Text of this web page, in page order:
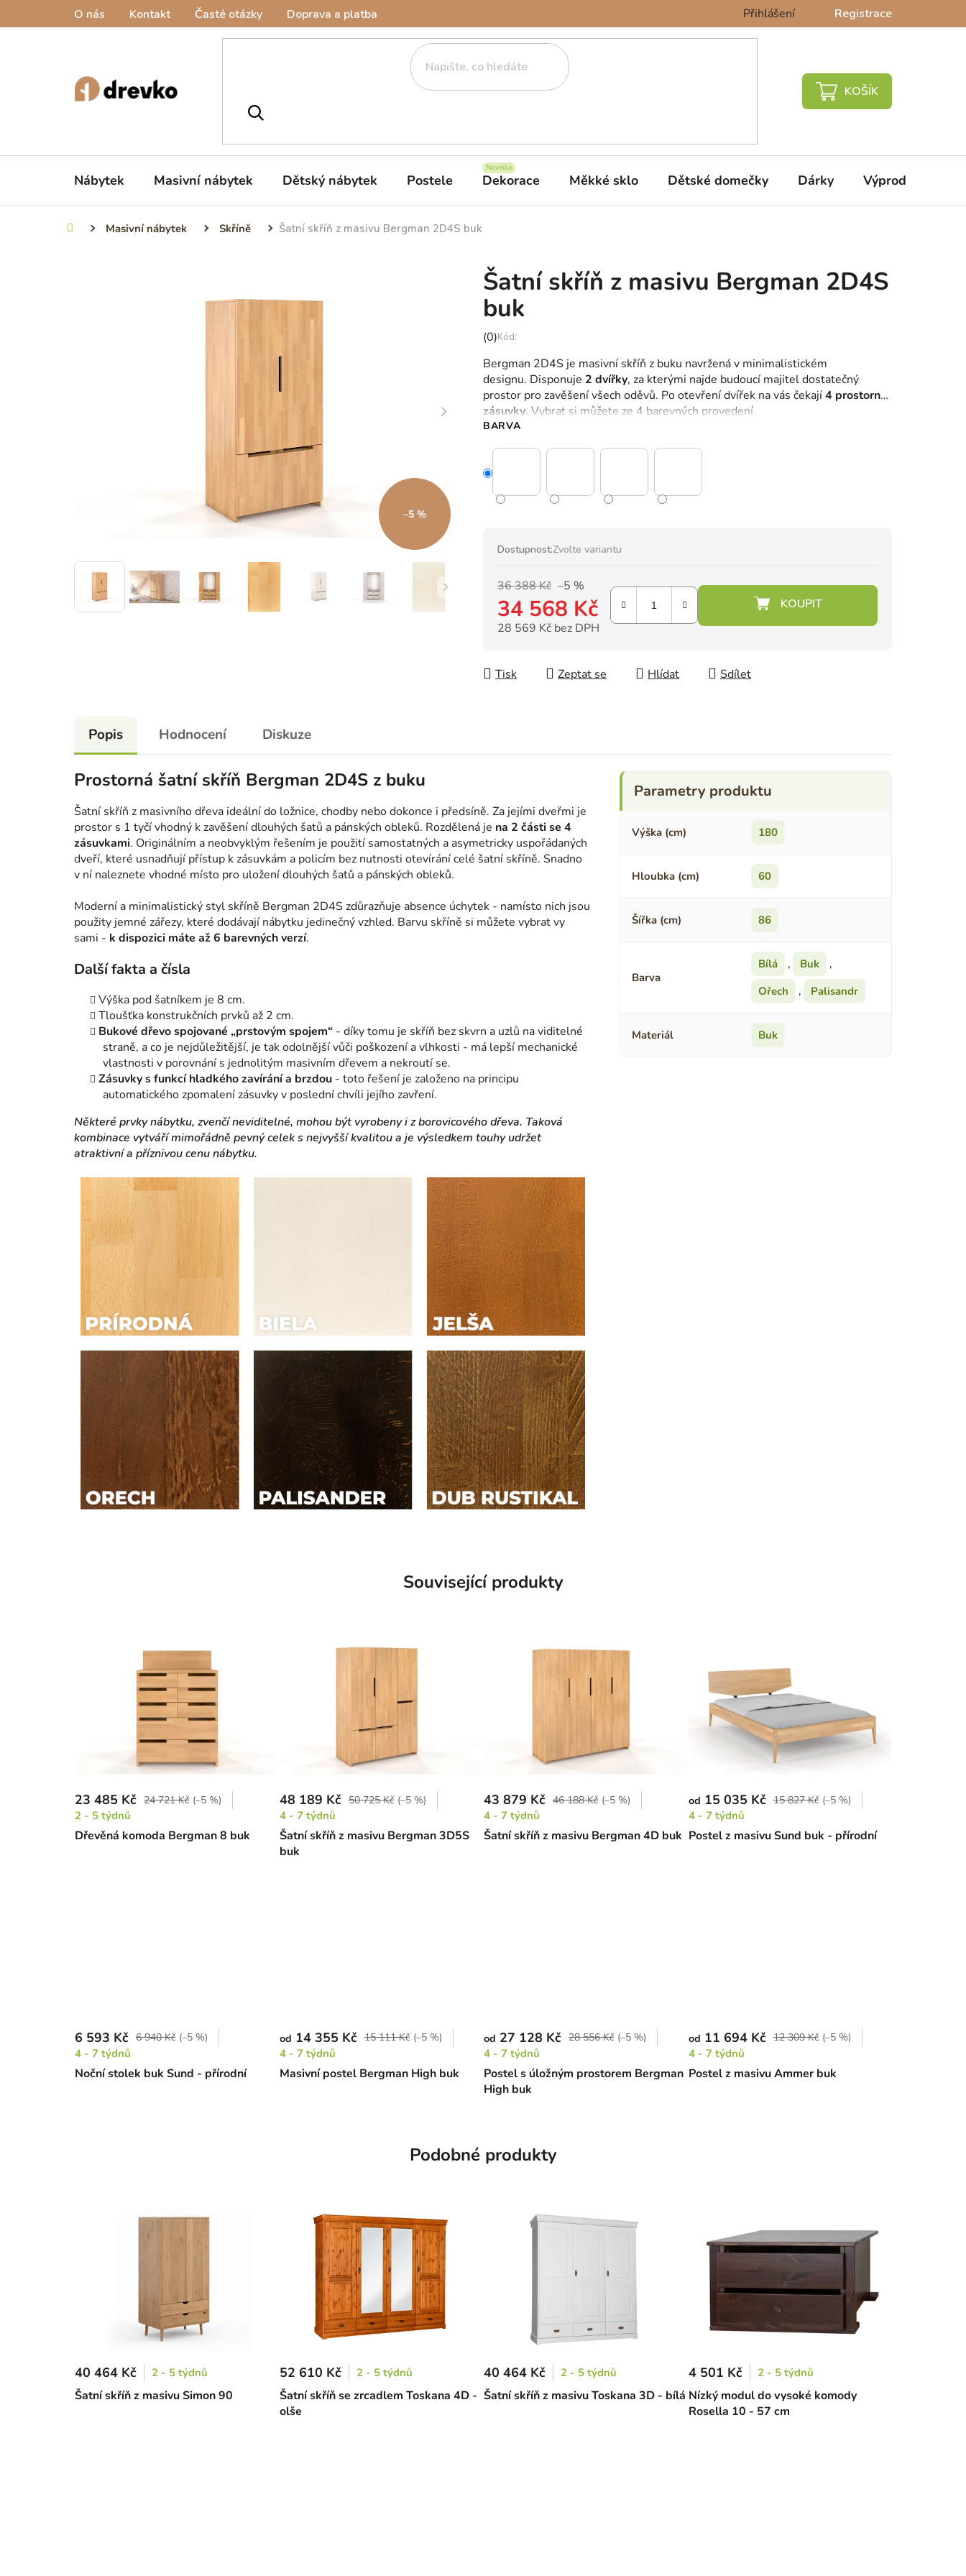
O nás Kontakt Časté otázky Doprava a platba Přihlášení Registrace
NÁKUPNÍ
Nábytek Masivní nábytek Dětský nábytek Postele Dekorace Měkké sklo Dětské domečky Dárky Výprodej %
Domů Masivní nábytek Skříně Šatní skříň z masivu Bergman 2D4S buk
Šatní skříň z masivu Bergman 2D4S
buk
Průměrné
produktu
je
0,0
z
5
hvězdiček.
(0)
Bergman 2D4S je masivní skříň z buku navržená v minimalistickém
designu. Disponuje 2 dvířky, za kterými najde budoucí majitel dostatečný
prostor pro zavěšení všech oděvů. Po otevření dvířek na vás čekají4 prostorné
zásuvky. Vybrat si můžete ze 4 barevných provedení.
BARVA
Dostupnost:Zvolte variantu
36 388 Kč –5 %
34 568 Kč
28 569 Kč bez DPH
Tisk
Zeptat se Hlídat Sdílet
–5 %
Popis Hodnocení Diskuze
Prostorná šatní skříň Bergman 2D4S z buku
Šatní skříň z masivního dřeva ideální do ložnice, chodby nebo dokonce i předsíně. Za jejími dveřmi je
prostor s 1 tyčí vhodný k zavěšení dlouhých šatů a pánských obleků. Rozdělená je na 2 části se 4
zásuvkami. Originálním a neobvyklým řešením je použití samostatných a asymetricky uspořádaných
dveří, které usnadňují přístup k zásuvkám a policím bez nutnosti otevírání celé šatní skříně. Snadno
v ní naleznete vhodné místo pro uložení dlouhých šatů a pánských obleků.
Moderní a minimalistický styl skříně Bergman 2D4S zdůrazňuje absence úchytek - namísto nich jsou
použity jemné zářezy, které dodávají nábytku jedinečný vzhled. Barvu skříně si můžete vybrat vy
sami - k dispozici máte až 6 barevných verzí.
Další fakta a čísla
Výška pod šatníkem je 8 cm.
Tloušťka konstrukčních prvků až 2 cm.
Bukové dřevo spojované „prstovým spojem“ - díky tomu je skříň bez skvrn a uzlů na viditelné
straně, a co je nejdůležitější, je tak odolnější vůči poškození a vlhkosti - má lepší mechanické
vlastnosti v porovnání s jednolitým masivním dřevem a nekroutí se.
Zásuvky s funkcí hladkého zavírání a brzdou - toto řešení je založeno na principu
automatického zpomalení zásuvky v poslední chvíli jejího zavření.
Některé prvky nábytku, zvenčí neviditelné, mohou být vyrobeny i z borovicového dřeva. Taková
kombinace vytváří mimořádně pevný celek s nejvyšší kvalitou a je výsledkem touhy udržet
atraktivní a příznivou cenu nábytku.
Výška (cm) 180
Hloubka (cm) 60
Šířka (cm) 86
Barva
Bílá , Buk
,
Ořech
, Palisandr
Materiál Buk
Související produkty
Dřevěná komoda Bergman 8 buk
23 485 Kč 24 721 Kč (–5 %)
2 - 5 týdnů
Šatní skříň z masivu Bergman 3D5S
buk
48 189 Kč 50 725 Kč (–5 %)
4 - 7 týdnů
Šatní skříň z masivu Bergman 4D buk
43 879 Kč 46 188 Kč (–5 %)
4 - 7 týdnů
Postel z masivu Sund buk - přírodní
od 15 035 Kč 15 827 Kč (–5 %)
4 - 7 týdnů
Noční stolek buk Sund - přírodní
6 593 Kč 6 940 Kč (–5 %)
4 - 7 týdnů
Masivní postel Bergman High buk
od 14 355 Kč 15 111 Kč (–5 %)
4 - 7 týdnů
Postel s úložným prostorem Bergman
High buk
od 27 128 Kč 28 556 Kč (–5 %)
4 - 7 týdnů
Postel z masivu Ammer buk
od 11 694 Kč 12 309 Kč (–5 %)
4 - 7 týdnů
Podobné produkty
Šatní skříň z masivu Simon 90
40 464 Kč 2 - 5 týdnů
Šatní skříň se zrcadlem Toskana 4D -
olše
52 610 Kč 2 - 5 týdnů
Šatní skříň z masivu Toskana 3D - bílá
40 464 Kč 2 - 5 týdnů
Nízký modul do vysoké komody
Rosella 10 - 57 cm
4 501 Kč 2 - 5 týdnů